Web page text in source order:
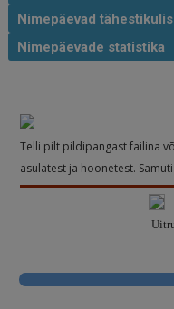
Nimepäevad
Nimepäevade statistika
Telli pilt pildipangast failina
asulatest ja hoonetest.